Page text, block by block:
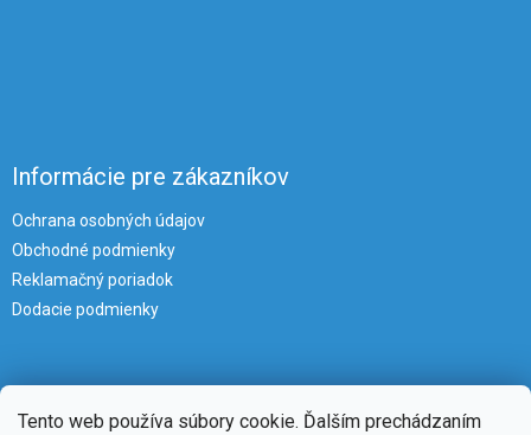
Tento web používa súbory cookie. Ďalším prechádzaním
Informácie pre zákazníkov
Ochrana osobných údajov
Obchodné podmienky
Reklamačný poriadok
Dodacie podmienky